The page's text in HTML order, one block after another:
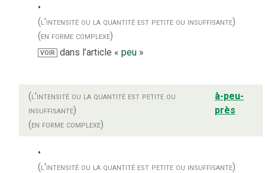
(l'intensité ou la quantité est petite ou insuffisante)
(en forme complexe)
VOIR dans l’article «peu »
(l'intensité ou la quantité est petite ou
insuffisante)
(en forme complexe)
à-peu-
près
(l'intensité ou la quantité est petite ou insuffisante)